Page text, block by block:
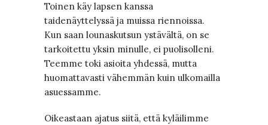
Toinen käy lapsen kanssa
taidenäyttelyssä ja muissa riennoissa.
Kun saan lounaskutsun ystävältä, on se
tarkoitettu yksin minulle, ei puolisolleni.
Teemme toki asioita yhdessä, mutta
huomattavasti vähemmän kuin ulkomailla
asuessamme.
Oikeastaan ajatus siitä, että kyläilimme